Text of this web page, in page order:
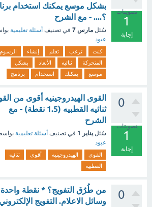
تصويتات
1
إجابة
بشكل موسع يمكنك استخدام
؟.... - مع الشرح
سُئل مارس 7 في تصنيف أسئلة تعليمية
عبود
كنت ترغب تعلم إنشاء
الرسوم
المتحركة
ثنائيه الأبعاد
بشكل
موسع
يمكنك استخدام برنامج
0
تصويتات
1
إجابة
القوى الهيدروجينيه أقوى من
ثنائيه القطبيه (1.5 نقطة) - مع
الشرح
سُئل يناير 1 في تصنيف أسئلة تعليمية
عبود
القوى الهيدروجينيه أقوى
ثنائيه
القطبيه
0
من طُرُق التفويج؟ * نقطة واحدة
وسائل الاعلام. التفويج